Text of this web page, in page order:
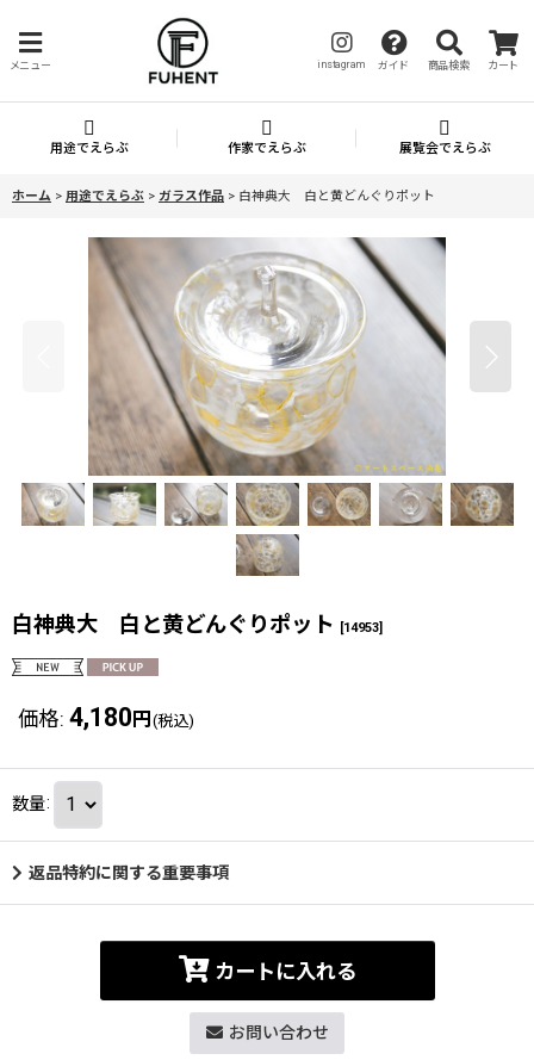
メニュー instagram ガイド 商品検索 カート
用途でえらぶ 作家でえらぶ 展覧会でえらぶ
ホーム > 用途でえらぶ > ガラス作品 > 白神典大 白と黄どんぐりポット
白神典大 白と黄どんぐりポット [14953]
価格: 4,180 円 (税込)
数量:
返品特約に関する重要事項
カートに入れる
お問い合わせ